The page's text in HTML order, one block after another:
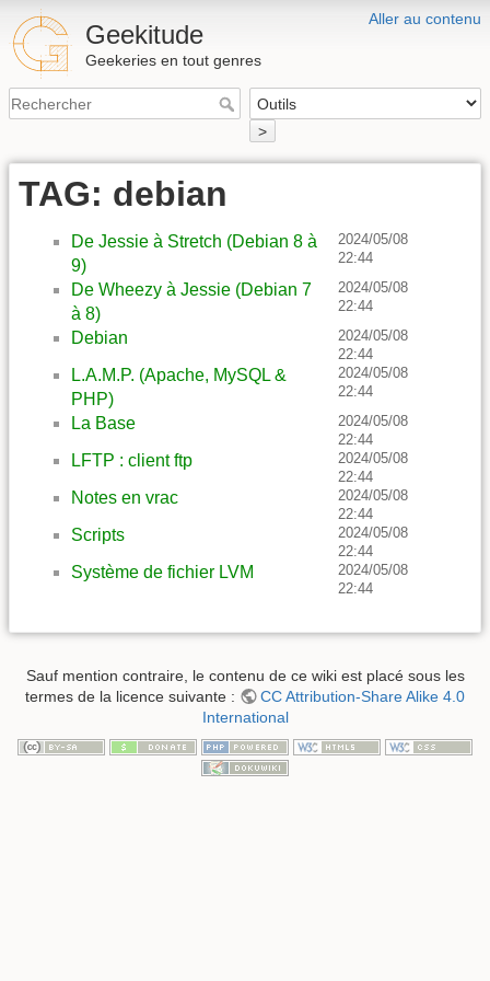
Aller au contenu
Geekitude
Geekeries en tout genres
>
TAG: debian
De Jessie à Stretch (Debian 8 à
9)
2024/05/08
22:44
De Wheezy à Jessie (Debian 7
à 8)
2024/05/08
22:44
Debian
2024/05/08
22:44
L.A.M.P. (Apache, MySQL &
PHP)
2024/05/08
22:44
La Base
2024/05/08
22:44
LFTP : client ftp
2024/05/08
22:44
Notes en vrac
2024/05/08
22:44
Scripts
2024/05/08
22:44
Système de fichier LVM
2024/05/08
22:44
Sauf mention contraire, le contenu de ce wiki est placé sous les
termes de la licence suivante :
CC Attribution-Share Alike 4.0
International